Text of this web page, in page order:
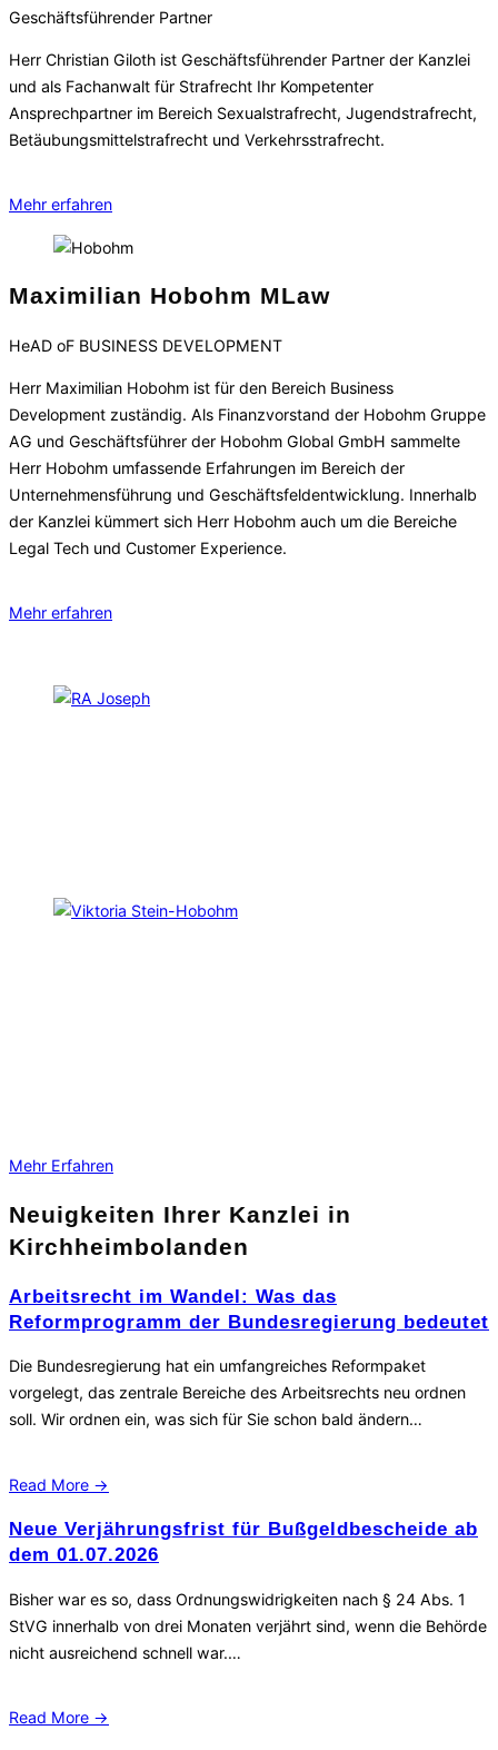
Geschäftsführender Partner
Herr Christian Giloth ist Geschäftsführender Partner der Kanzlei
und als Fachanwalt für Strafrecht Ihr Kompetenter
Ansprechpartner im Bereich Sexualstrafrecht, Jugendstrafrecht,
Betäubungsmittelstrafrecht und Verkehrsstrafrecht.
Mehr erfahren
Maximilian Hobohm MLaw
HeAD oF BUSINESS DEVELOPMENT
Herr Maximilian Hobohm ist für den Bereich Business
Development zuständig. Als Finanzvorstand der Hobohm Gruppe
AG und Geschäftsführer der Hobohm Global GmbH sammelte
Herr Hobohm umfassende Erfahrungen im Bereich der
Unternehmensführung und Geschäftsfeldentwicklung. Innerhalb
der Kanzlei kümmert sich Herr Hobohm auch um die Bereiche
Legal Tech und Customer Experience.
Mehr erfahren
Mehr Erfahren
Neuigkeiten Ihrer Kanzlei in
Kirchheimbolanden
Arbeitsrecht im Wandel: Was das
Reformprogramm der Bundesregierung bedeutet
Die Bundesregierung hat ein umfangreiches Reformpaket
vorgelegt, das zentrale Bereiche des Arbeitsrechts neu ordnen
soll. Wir ordnen ein, was sich für Sie schon bald ändern…
Read More →
Neue Verjährungsfrist für Bußgeldbescheide ab
dem 01.07.2026
Bisher war es so, dass Ordnungswidrigkeiten nach § 24 Abs. 1
StVG innerhalb von drei Monaten verjährt sind, wenn die Behörde
nicht ausreichend schnell war.…
Read More →